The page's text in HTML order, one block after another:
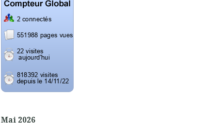
Mai 2026